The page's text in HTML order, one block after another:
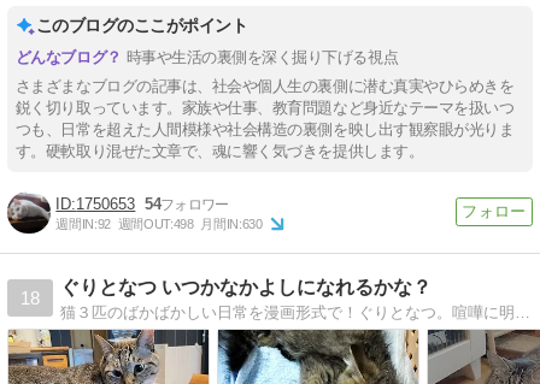
このブログのここがポイント
時事や生活の裏側を深く掘り下げる視点
さまざまなブログの記事は、社会や個人生の裏側に潜む真実やひらめきを
鋭く切り取っています。家族や仕事、教育問題など身近なテーマを扱いつ
つも、日常を超えた人間模様や社会構造の裏側を映し出す観察眼が光りま
す。硬軟取り混ぜた文章で、魂に響く気づきを提供します。
1750653 54
週間IN:92 週間OUT:498 月間IN:630
18
ぐりとなつ いつかなかよしになれるかな？